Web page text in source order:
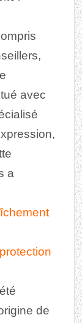
avec
a
protection
de